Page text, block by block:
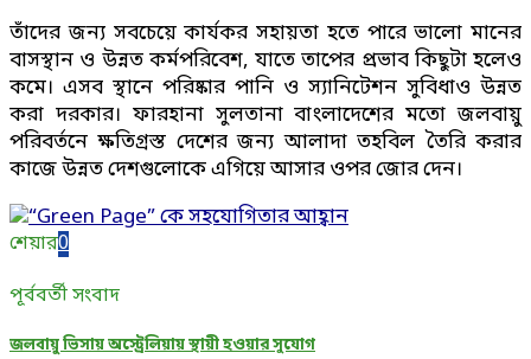
তাঁদের জন্য সবচেয়ে কার্যকর সহায়তা হতে পারে ভালো মানের
বাসস্থান ও উন্নত কর্মপরিবেশ, যাতে তাপের প্রভাব কিছুটা হলেও
কমে। এসব স্থানে পরিষ্কার পানি ও স্যানিটেশন সুবিধাও উন্নত
করা দরকার। ফারহানা সুলতানা বাংলাদেশের মতো জলবায়ু
পরিবর্তনে ক্ষতিগ্রস্ত দেশের জন্য আলাদা তহবিল তৈরি করার
কাজে উন্নত দেশগুলোকে এগিয়ে আসার ওপর জোর দেন।
শেয়ার0
পূর্ববর্তী সংবাদ
জলবায়ু ভিসায় অস্ট্রেলিয়ায় স্থায়ী হওয়ার সুযোগ